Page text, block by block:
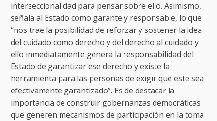
interseccionalidad para pensar sobre ello. Asimismo,
señala al Estado como garante y responsable, lo que
“nos trae la posibilidad de reforzar y sostener la idea
del cuidado como derecho y del derecho al cuidado y
ello inmediatamente genera la responsabilidad del
Estado de garantizar ese derecho y existe la
herramienta para las personas de exigir que éste sea
efectivamente garantizado”. Es de destacar la
importancia de construir gobernanzas democráticas
que generen mecanismos de participación en la toma